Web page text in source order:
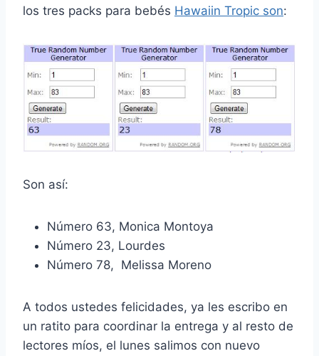
los tres packs para bebés Hawaiin Tropic son:
Son así:
Número 63, Monica Montoya
Número 23, Lourdes
Número 78, Melissa Moreno
A todos ustedes felicidades, ya les escribo en
un ratito para coordinar la entrega y al resto de
lectores míos, el lunes salimos con nuevo